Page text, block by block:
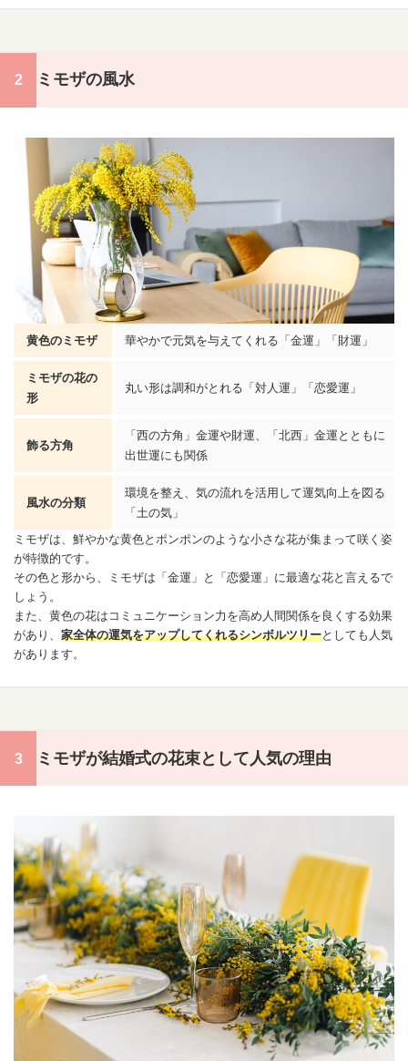
ミモザの風水
黄色のミモザ 華やかで元気を与えてくれる「金運」「財運」
ミモザの花の
形
丸い形は調和がとれる「対人運」「恋愛運」
飾る方角
「西の方角」金運や財運、「北西」金運とともに
出世運にも関係
風水の分類
環境を整え、気の流れを活用して運気向上を図る
「土の気」
ミモザは、鮮やかな黄色とポンポンのような小さな花が集まって咲く姿
が特徴的です。
その色と形から、ミモザは「金運」と「恋愛運」に最適な花と言えるで
しょう。
また、黄色の花はコミュニケーション力を高め人間関係を良くする効果
があり、 家全体の運気をアップしてくれるシンボルツリーとしても人気
があります。
ミモザが結婚式の花束として人気の理由